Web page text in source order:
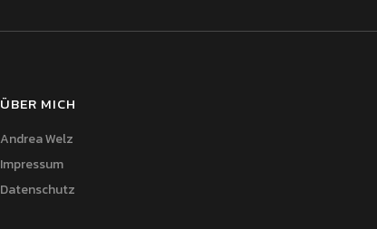
ÜBER MICH
Andrea Welz
Impressum
Datenschutz